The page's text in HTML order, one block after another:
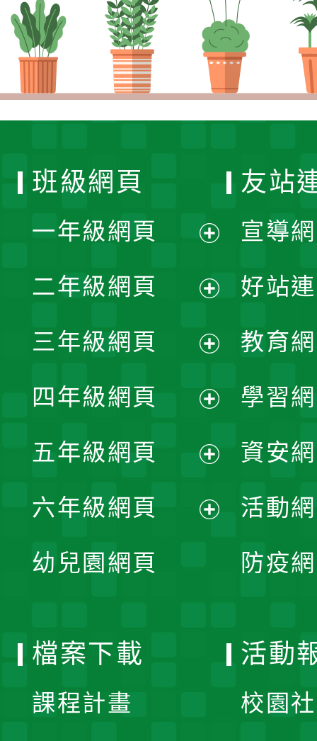
班級網頁
一年級網頁
開
選
單
二年級網頁
開
選
單
三年級網頁
開
選
單
四年級網頁
開
選
五年級網頁
開
六年級網頁
幼兒園網頁
友站
宣導
好站
教育
學習
資安
活動
防疫
檔案下載
課程計畫
活動
校園